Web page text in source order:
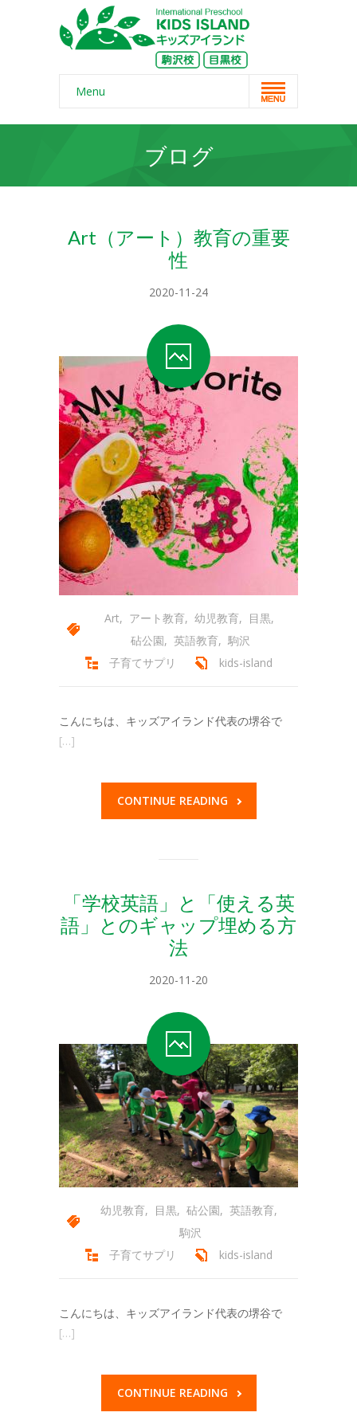
Menu
Home
-- リンク・紹介記事
-- 会員専用ページ
コースの紹介
-- プリスクール
-- ミュージック＆ムーブメント
-- キンダークラス
-- アフタースクール
-- サマースクール
-- サマーキャンプ
-- スプリングスクール
アクセス
-- キッズアイランド目黒
プレゼント
-- プリスクール求人
-- 学生インターン募集
ブログ
Art（アート）教育の重要
性
2020-11-24
Art, アート教育, 幼児教育, 目黒,
砧公園, 英語教育, 駒沢
子育てサプリ
kids-island
こんにちは、キッズアイランド代表の堺谷で
[…]
CONTINUE READING
「学校英語」と「使える英
語」とのギャップ埋める方
法
2020-11-20
幼児教育, 目黒, 砧公園, 英語教育,
駒沢
子育てサプリ
kids-island
こんにちは、キッズアイランド代表の堺谷で
[…]
CONTINUE READING